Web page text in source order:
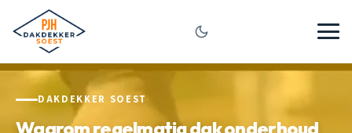
DAKDEKKER SOEST
Waarom regelmatig dak onderhoud